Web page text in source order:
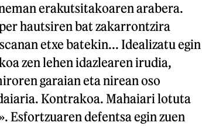
erakutsitakoaren arabera.
hautsiren bat zakarrontzira
etxe batekin... Idealizatu egin
zen lehen idazlearen irudia,
garaian eta nirean oso
Kontrakoa. Mahaiari lotuta
Esfortzuaren defentsa egin zuen